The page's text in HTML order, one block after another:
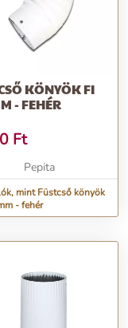
KÖNYÖK FI
- FEHÉR
Ft
Pepita
mint Füstcső könyök
- fehér